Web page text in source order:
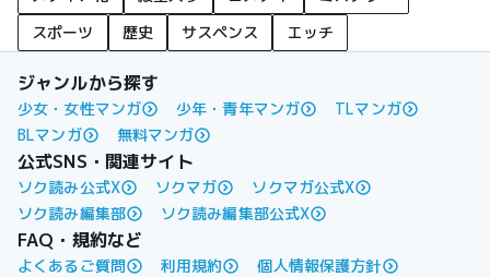
スポーツ
歴史 サスペンス エッチ
ジャンルから探す
少女・女性マンガ 少年・青年マンガ
TLマンガ
BLマンガ
無料マンガ
公式SNS・関連サイト
ソク読み公式X ソクマガ
ソクマガ公式X
ソク読み編集部
ソク読み編集部公式X
FAQ・規約など
よくあるご質問 利用規約
個人情報保護方針